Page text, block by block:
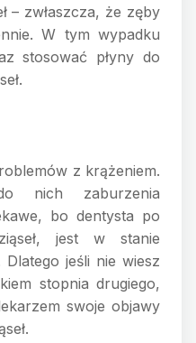
– zwłaszcza, że zęby
W tym wypadku
stosować płyny do
z krążeniem.
nich zaburzenia
bo dentysta po
jest w stanie
jeśli nie wiesz
stopnia drugiego,
swoje objawy